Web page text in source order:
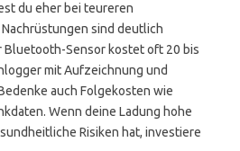
du eher bei teureren
sind deutlich
Bluetooth-Sensor kostet oft 20 bis
mit Aufzeichnung und
auch Folgekosten wie
Wenn deine Ladung hohe
Risiken hat, investiere